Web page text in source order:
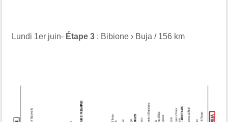
Lundi 1er juin- Étape 3 : Bibione › Buja / 156 km